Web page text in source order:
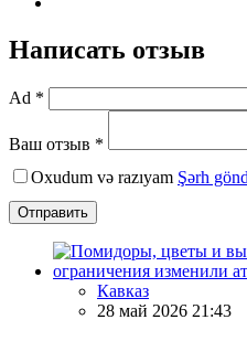
Написать отзыв
Ad *
Ваш отзыв *
Oxudum və razıyam Şərh
Отправить
Кавказ
28 май 2026 21:43